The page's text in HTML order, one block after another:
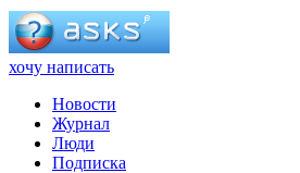
хочу написать
Новости
Журнал
Люди
Подписка